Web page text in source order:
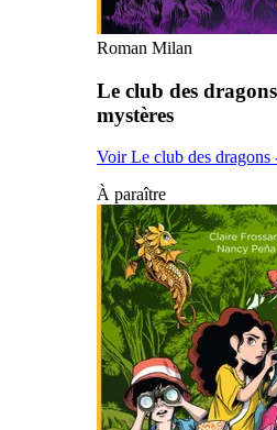
Roman Milan
Le club des
mystères
Voir Le club des dragons
À paraître